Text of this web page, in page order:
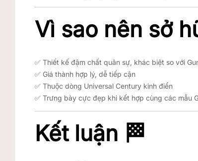
Vì sao nên sở
✅ Thiết kế đậm chất quân sự, khác biệt so với
✅ Giá thành hợp lý, dễ tiếp cận
✅ Thuộc dòng Universal Century kinh điển
✅ Trưng bày cực đẹp khi kết hợp cùng các mẫu
Kết luận 🏁